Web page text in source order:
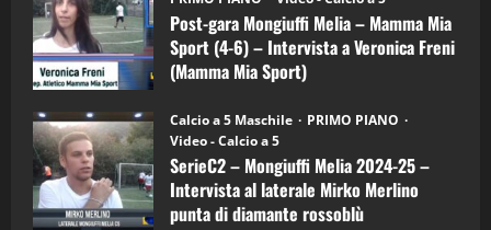
Melia
–
Mamma
Mia
Sport
6)
–
Intervista
a
mister
Arturo
Carciotto
(Mongiuffi
Post-gara Mongiuffi Melia – Mamma Mia
Sport (4-6) – Intervista a Veronica Freni
(Mamma Mia Sport)
Calcio a 5 Maschile
PRIMO PIANO
Video - Calcio a 5
SerieC2 – Mongiuffi Melia 2024-25 –
Intervista al laterale Mirko Merlino
punta di diamante rossoblù
3 21/04/2026
4
“SportEmpire” in Podcast: 27^ Puntata
(Martedi 14 Aprile 2026)
15/04/2026